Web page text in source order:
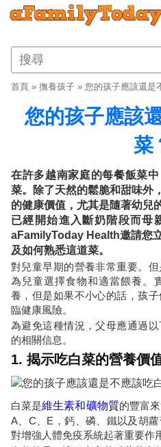
首頁 » 撫養孩子 » 您的孩子應該還是
您的孩子應該
菜
在許多越南家庭的每餐飯菜
菜。除了天然的鬆脆和甜味外
的健康價值，尤其是隨著幼兒
已經開始進入斷奶階段而母
aFamilyToday Health邀請您
及如何熟悉這道菜。
對兒童早期的營養非常重要。
為兒童選擇食物和適當餵養。
養，但是如果不小心的話，孩
臨健康風險。
為避免這種情況，父母應通過
的相關信息。
1. 揭示吃白菜的營養價
白菜是維生素和礦物質的豐富
A、C、E，鈣、磷、鐵以及胡
對增強人體免疫系統起著重要作